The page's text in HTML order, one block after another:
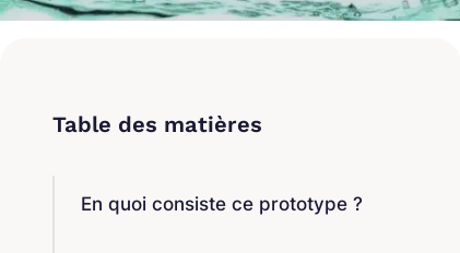
En quoi consiste ce prototype ?